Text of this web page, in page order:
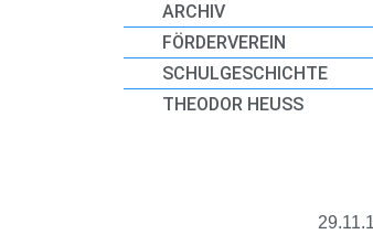
ARCHIV
FÖRDERVEREIN
SCHULGESCHICHTE
THEODOR HEUSS